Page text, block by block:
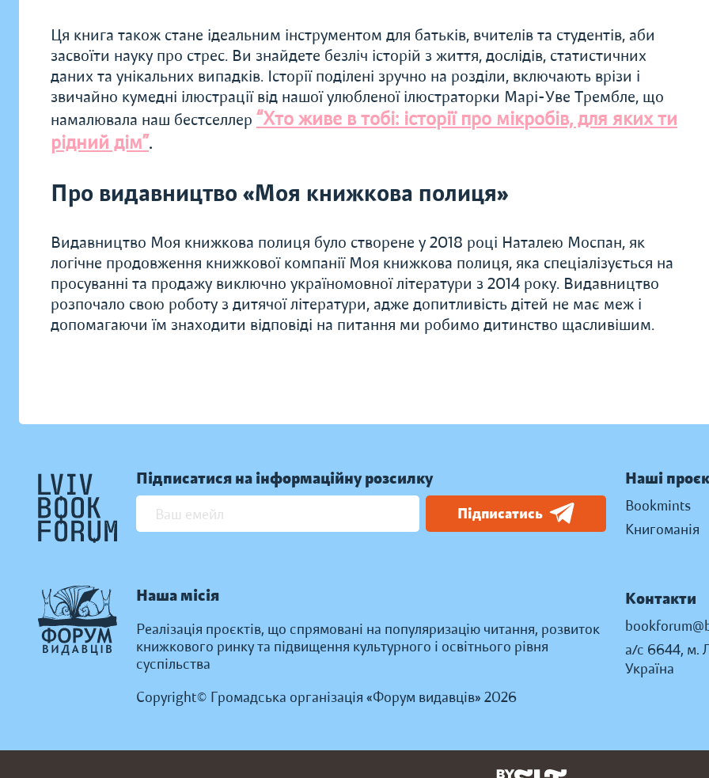
Ця книга також стане ідеальним інструментом для батьків, вчителів та студентів, аби
засвоїти науку про стрес. Ви знайдете безліч історій з життя, дослідів, статистичних
даних та унікальних випадків. Історії поділені зручно на розділи, включають врізи і
звичайно кумедні ілюстрації від нашої улюбленої ілюстраторки Марі-Уве Трембле, що
намалювала наш бестселлер “Хто живе в тобі: історії про мікробів, для яких ти
рідний дім”.
Про видавництво «Моя книжкова полиця»
Видавництво Моя книжкова полиця було створене у 2018 році Наталею Моспан, як
логічне продовження книжкової компанії Моя книжкова полиця, яка спеціалізується на
просуванні та продажу виключно україномовної літератури з 2014 року. Видавництво
розпочало свою роботу з дитячої літератури, адже допитливість дітей не має меж і
допомагаючи їм знаходити відповіді на питання ми робимо дитинство щасливішим.
Підписатися на інформаційну розсилку
Підписатись
Наша місія
Реалізація проєктів, що спрямовані на популяризацію читання, розвиток
книжкового ринку та підвищення культурного і освітнього рівня
суспільства
Copyright© Громадська організація «Форум видавців» 2026
Наші
Bookmints
Книгоманія
Контакти
а/с 6644, м.
Україна